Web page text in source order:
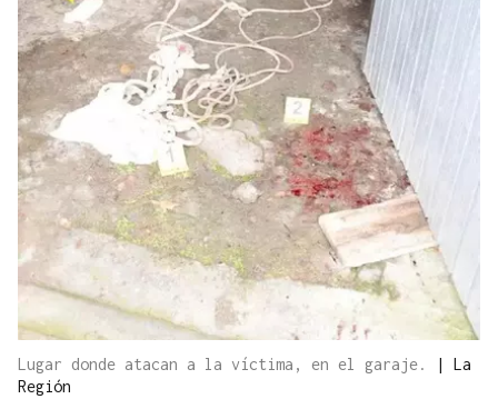
Lugar donde atacan a la víctima, en el garaje. | La
Región